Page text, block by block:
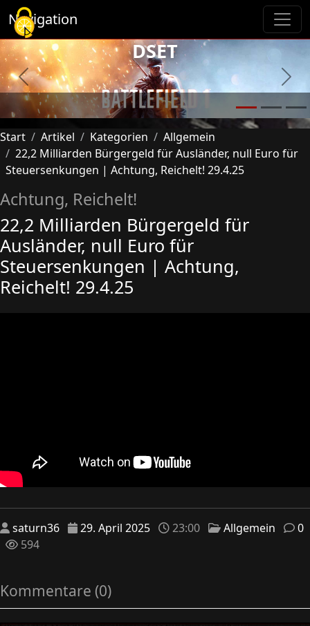
Navigation
Previous Next
DSET
Start Artikel Kategorien
Allgemein
22,2 Milliarden Bürgergeld für Ausländer, null Euro für
Steuersenkungen | Achtung, Reichelt! 29.4.25
Achtung, Reichelt!
22,2 Milliarden Bürgergeld für
Ausländer, null Euro für
Steuersenkungen | Achtung,
Reichelt! 29.4.25
saturn36 29. April 2025 23:00 Allgemein
0
594
Kommentare (0)
Cookie-Einstellungen